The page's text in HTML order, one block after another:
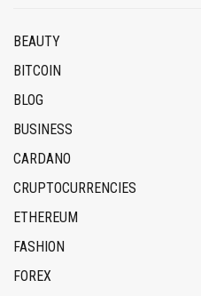
BEAUTY
BITCOIN
BLOG
BUSINESS
CARDANO
CRUPTOCURRENCIES
ETHEREUM
FASHION
FOREX